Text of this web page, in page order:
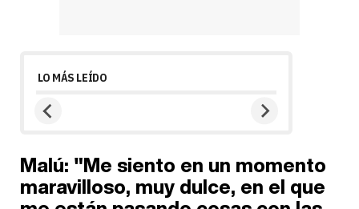
LO MÁS LEÍDO
Malú: "Me siento en un momento
maravilloso, muy dulce, en el que